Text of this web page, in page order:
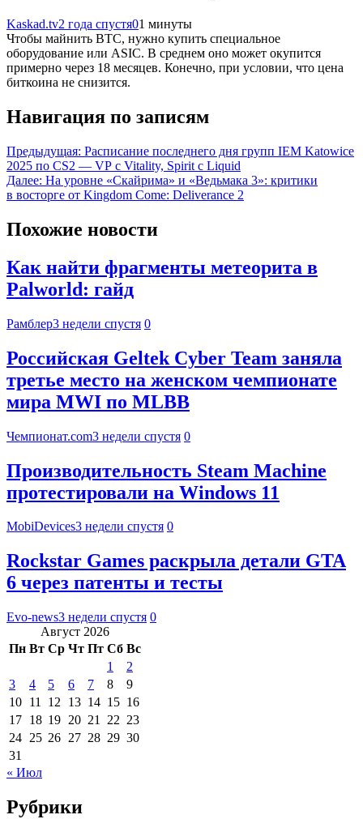
Kaskad.tv2 года спустя01 минуты
Чтобы майнить BTC, нужно купить специальное
оборудование или ASIC. В среднем оно может окупится
примерно через 18 месяцев. Конечно, при условии, что цена
биткоина не снизится.
Навигация по записям
Предыдущая: Расписание последнего дня групп IEM Katowice
2025 по CS2 — VP с Vitality, Spirit с Liquid
Далее: На уровне «Скайрима» и «Ведьмака 3»: критики
в восторге от Kingdom Come: Deliverance 2
Похожие новости
Как найти фрагменты метеорита в
Palworld: гайд
Рамблер3 недели спустя 0
Российская Geltek Cyber Team заняла
третье место на женском чемпионате
мира MWI по MLBB
Чемпионат.com3 недели спустя 0
Производительность Steam Machine
протестировали на Windows 11
MobiDevices3 недели спустя 0
Rockstar Games раскрыла детали GTA
6 через патенты и тесты
Evo-news3 недели спустя 0
Август 2026
Пн Вт Ср Чт Пт Сб Вс
1
2
3
4 5 6 7 8
9
10 11 12 13 14 15 16
17 18 19 20 21 22 23
24 25 26 27 28 29 30
31
« Июл
Рубрики